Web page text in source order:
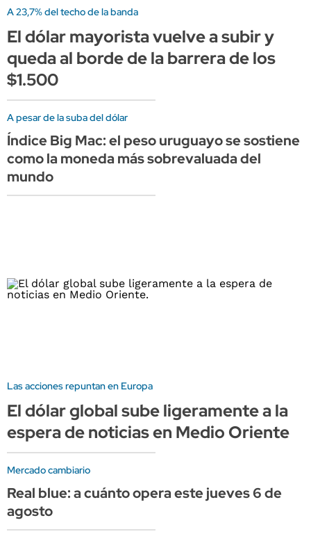
A 23,7% del techo de la banda
El dólar mayorista vuelve a subir y
queda al borde de la barrera de los
$1.500
A pesar de la suba del dólar
Índice Big Mac: el peso uruguayo se sostiene
como la moneda más sobrevaluada del
mundo
Las acciones repuntan en Europa
El dólar global sube ligeramente a la
espera de noticias en Medio Oriente
Mercado cambiario
Real blue: a cuánto opera este jueves 6 de
agosto